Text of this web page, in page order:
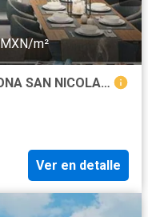
m²
DEPARTAMENTOS EN VENTA ZONA SAN NICOLAS DE LOS GARZA, N.L.
Ver en detalle